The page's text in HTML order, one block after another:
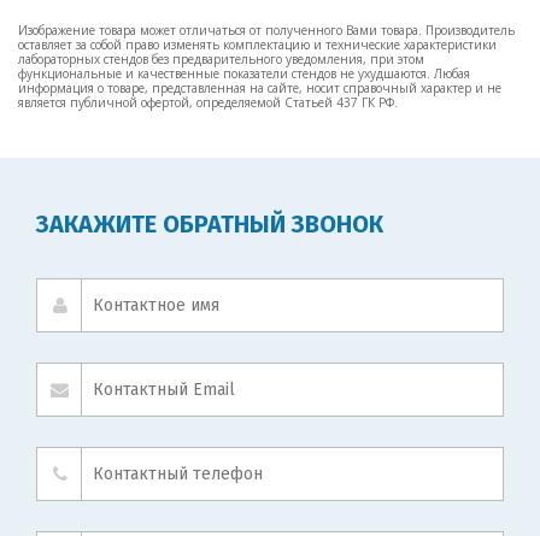
Изображение товара может отличаться от полученного Вами товара. Производитель
оставляет за собой право изменять комплектацию и технические характеристики
лабораторных стендов без предварительного уведомления, при этом
функциональные и качественные показатели стендов не ухудшаются. Любая
информация о товаре, представленная на сайте, носит справочный характер и не
является публичной офертой, определяемой Статьей 437 ГК РФ.
ЗАКАЖИТЕ ОБРАТНЫЙ ЗВОНОК